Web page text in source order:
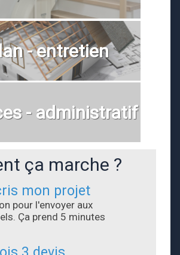
- entretien
- administratif
ça marche ?
mon projet
pour l'envoyer aux
Ça prend 5 minutes